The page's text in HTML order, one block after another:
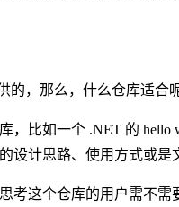
的，那么，什么仓库适合
，比如一个 .NET 的
设计思路、使用方式或是
考这个仓库的用户需不需